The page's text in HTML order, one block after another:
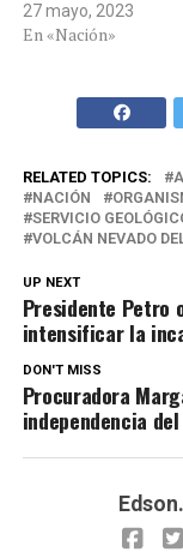
27 mayo, 2023
En «Nación»
RELATED TOPICS:
NACIÓN
SERVICIO
VOLCÁN NEVADO
UP NEXT
Presidente Petro
intensificar la
DON'T MISS
Procuradora
independencia